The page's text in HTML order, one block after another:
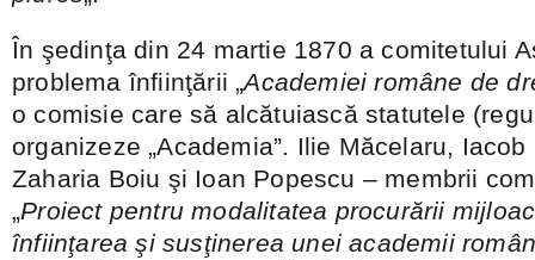
În şedinţa din 24 martie 1870 a comitetului
problema înfiinţării „Academiei române de
o comisie care să alcătuiască statutele
organizeze „Academia”. Ilie Măcelaru,
Zaharia Boiu şi Ioan Popescu – membrii
„Proiect pentru modalitatea procurării
înfiinţarea şi susţinerea unei academii